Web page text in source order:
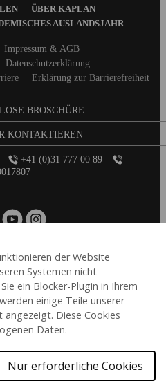
der Website
Systemen nicht
ein Blocker-Plugin in Ihrem
einige Teile unserer
Diese Cookies
Daten.
Nur erforderliche Cookies
ÜBER KAPLAN
AUSLANDSJAHR
Impressum & AGB
Datenschutzerklärung
Erklärung zur Barrierefreiheit
BROSCHÜRE
KONTAKTIEREN
+41 (0)31 777 00 89
BLOG
Academies Ltd, Reg No: 2162156 / VAT